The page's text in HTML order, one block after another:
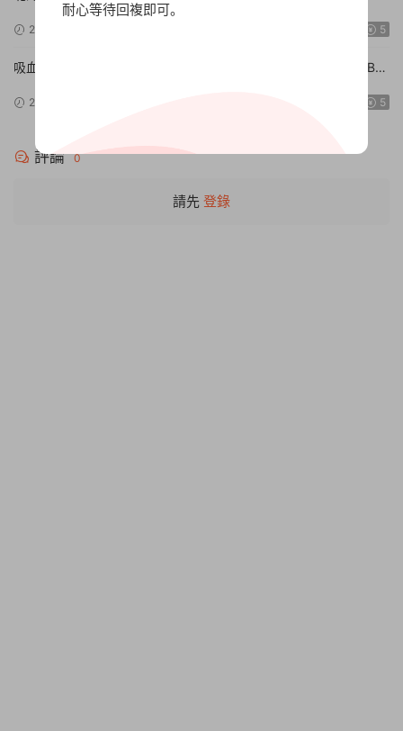
【Build.15672920|容量1.01GB|官方簡體中文】The Hokkaido
Serial Murder Case The Okhotsk Disappearance ~Memories in
Ice, Tearful Figurine~
2024-09-15 5
吸血鬼的旋律/Vampires’ Melody【Build.15046505|容量1.82GB|
2024-09-10 5
評論 0
請先 登錄
耐心等待回複即可。